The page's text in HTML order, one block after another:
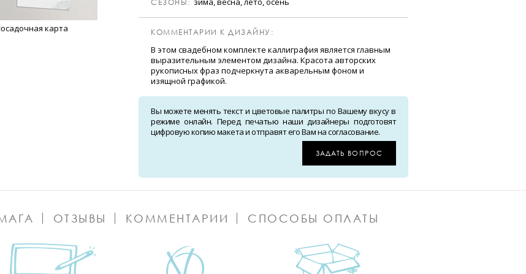
карта
CЕЗОНЫ:
КОММЕНТАРИИ К ДИЗАЙНУ:
В этом свадебном комплекте каллиграфия является главным
выразительным элементом дизайна. Красота авторских
рукописных фраз подчеркнута акварельным фоном и
изящной графикой.
Вы можете менять текст и цветовые палитры по Вашему вкусу в
режиме онлайн. Перед печатью наши дизайнеры подготовят
цифровую копию макета и отправят его Вам на согласование.
ЗАДАТЬ ВОПРОС
ОТЗЫВЫ КОММЕНТАРИИ СПОСОБЫ ОПЛАТЫ